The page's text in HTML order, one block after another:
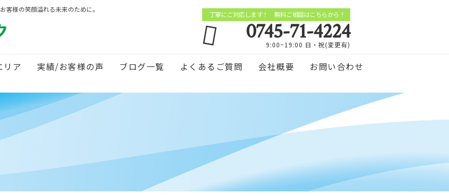
客様の笑顔溢れる未来のために。
丁寧にご対応します！ 無料ご相談はこちらから！
0745-71-4224
9:00~19:00 日・祝(変更有)
リア 実績/お客様の声 ブログ一覧 よくあるご質問 会社概要 お問い合わせ